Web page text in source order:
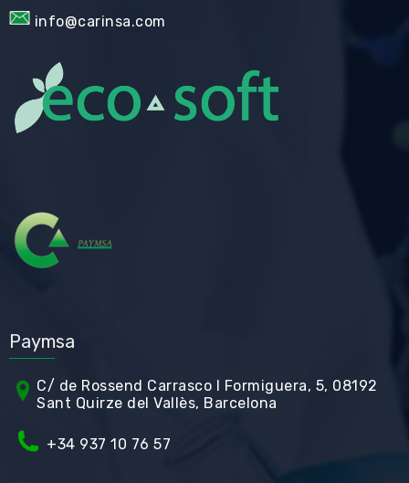
info@carinsa.com
Paymsa
C/ de Rossend Carrasco I Formiguera, 5, 08192
Sant Quirze del Vallès, Barcelona
+34 937 10 76 57